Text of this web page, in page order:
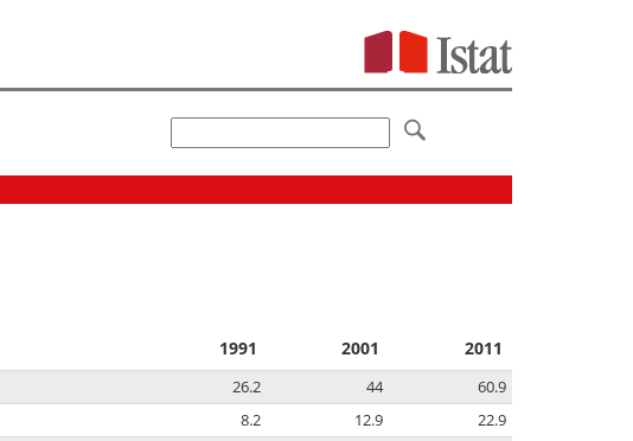
1991 2001 2011
26.2 44
60.9
8.2 12.9
22.9